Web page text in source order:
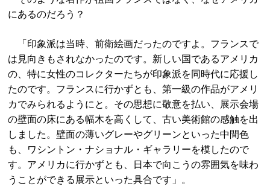
にあるのだろう？
「印象派は当時、前衛絵画だったのですよ。フランスで
は見向きもされなかったのです。新しい国であるアメリカ
の、特に女性のコレクターたちが印象派を同時代に応援し
たのです。フランスに行かずとも、第一級の作品がアメリ
カでみられるようにと。その思想に敬意を払い、展示会場
の壁面の床にある幅木を高くして、古い美術館の感触を出
しました。壁面の薄いグレーやグリーンといった中間色
も、ワシントン・ナショナル・ギャラリーを模したので
す。アメリカに行かずとも、日本で向こうの雰囲気を味わ
うことができる展示といった具合です」。